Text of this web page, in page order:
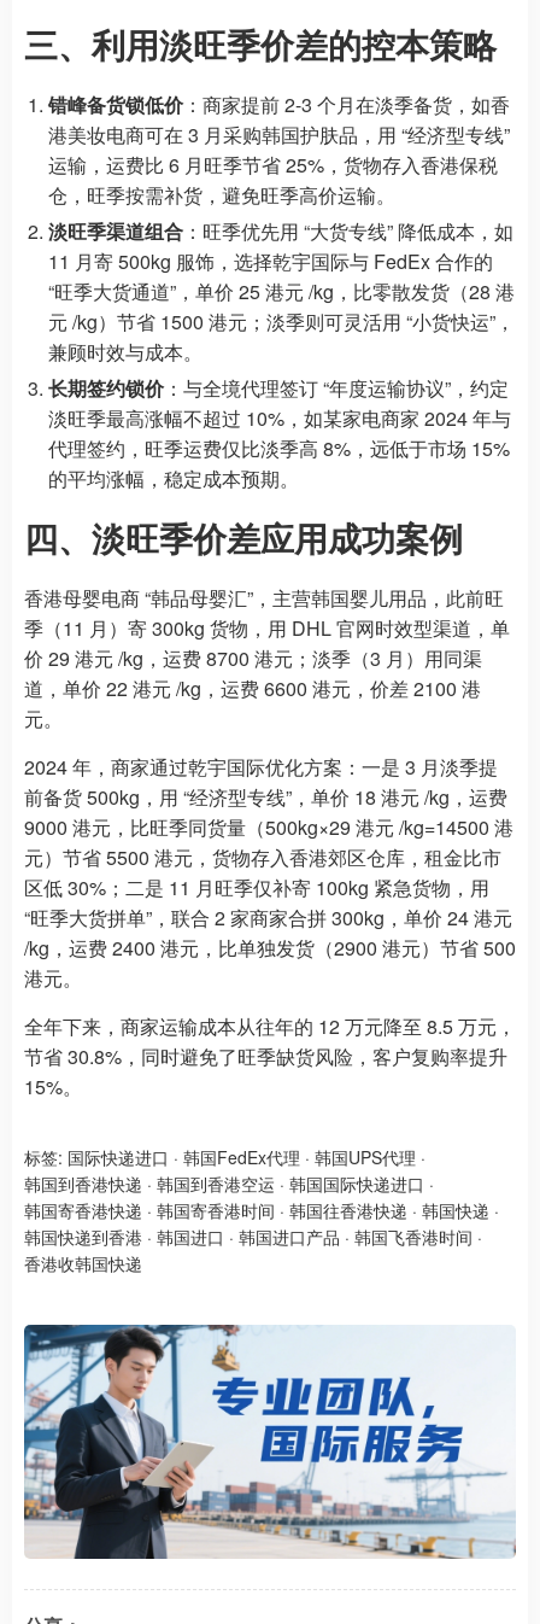
三、利用淡旺季价差的控本策略
错峰备货锁低价：商家提前 2-3 个月在淡季备货，如香
港美妆电商可在 3 月采购韩国护肤品，用 “经济型专线”
运输，运费比 6 月旺季节省 25%，货物存入香港保税
仓，旺季按需补货，避免旺季高价运输。
淡旺季渠道组合 ：旺季优先用 “大货专线” 降低成本，如
11 月寄 500kg 服饰，选择乾宇国际与 FedEx 合作的
“旺季大货通道”，单价 25 港元 /kg，比零散发货（28 港
元 /kg）节省 1500 港元；淡季则可灵活用 “小货快运”，
兼顾时效与成本。
长期签约锁价：与全境代理签订 “年度运输协议”，约定
淡旺季最高涨幅不超过 10%，如某家电商家 2024 年与
代理签约，旺季运费仅比淡季高 8%，远低于市场 15%
的平均涨幅，稳定成本预期。
四、淡旺季价差应用成功案例
香港母婴电商 “韩品母婴汇”，主营韩国婴儿用品，此前旺
季（11 月）寄 300kg 货物，用 DHL 官网时效型渠道，单
价 29 港元 /kg，运费 8700 港元；淡季（3 月）用同渠
道，单价 22 港元 /kg，运费 6600 港元，价差 2100 港
元。
2024 年，商家通过乾宇国际优化方案：一是 3 月淡季提
前备货 500kg，用 “经济型专线”，单价 18 港元 /kg，运费
9000 港元，比旺季同货量（500kg×29 港元 /kg=14500 港
元）节省 5500 港元，货物存入香港郊区仓库，租金比市
区低 30%；二是 11 月旺季仅补寄 100kg 紧急货物，用
“旺季大货拼单”，联合 2 家商家合拼 300kg，单价 24 港元
/kg，运费 2400 港元，比单独发货（2900 港元）节省 500
港元。
全年下来，商家运输成本从往年的 12 万元降至 8.5 万元，
节省 30.8%，同时避免了旺季缺货风险，客户复购率提升
15%。
标签: 国际快递进口 · 韩国FedEx代理 · 韩国UPS代理 ·
韩国到香港快递 · 韩国到香港空运 · 韩国国际快递进口 ·
韩国寄香港快递 · 韩国寄香港时间 · 韩国往香港快递 · 韩国快递 ·
韩国快递到香港 · 韩国进口 · 韩国进口产品 · 韩国飞香港时间 ·
香港收韩国快递